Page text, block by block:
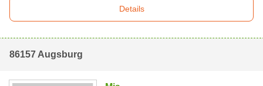
Details
86157 Augsburg